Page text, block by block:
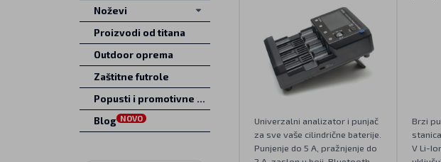
Univerzalni analizator i punjač
za sve vaše cilindrične baterije.
Punjenje do 5 A, pražnjenje do
Brzi
V Li-
Noževi
Proizvodi od titana
Outdoor oprema
Zaštitne futrole
Popusti i promotivne ponude
Blog NOVO